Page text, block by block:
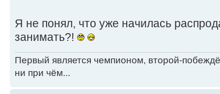
Я не понял, что уже начилась
занимать?!
Первый является чемпионом, второй-
ни при чём...